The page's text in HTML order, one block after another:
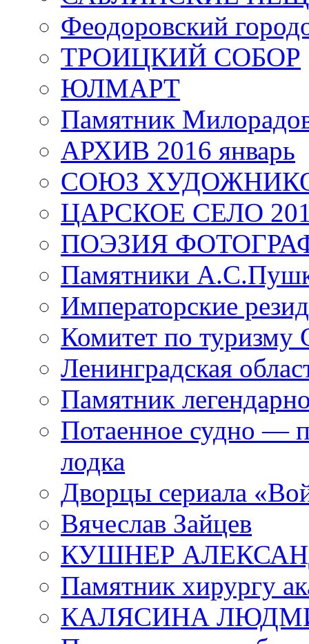
Феодоровский
ТРОИЦКИЙ СОБОР
ЮЛМАРТ
Памятник
АРХИВ 2016 январь
СОЮЗ
ЦАРСКОЕ СЕЛО
ПОЭЗИЯ
Памятники
Императорские
Комитет по туризму
Ленинградская
Памятник
Потаенное судно —
лодка
Дворцы сериала
Вячеслав Зайцев
КУШНЕР
Памятник хирургу
КАЛЯСИНА